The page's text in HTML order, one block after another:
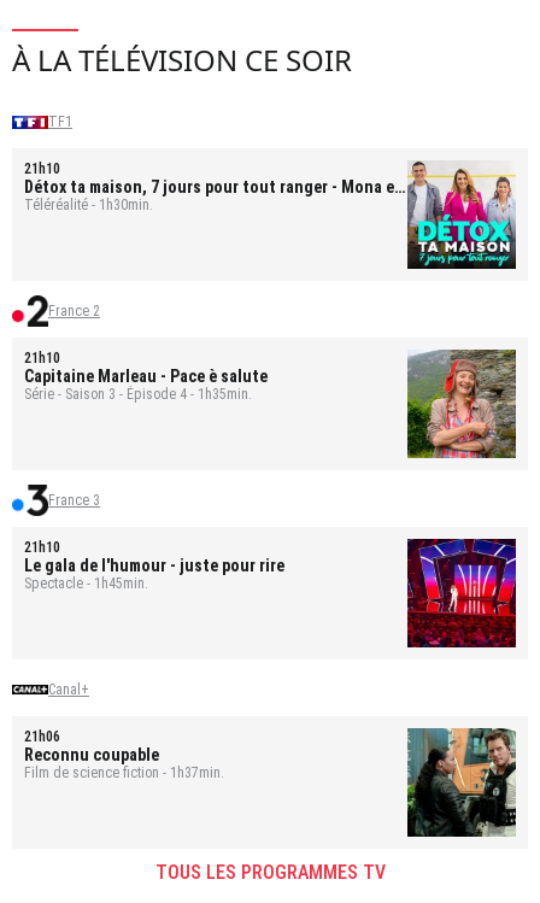
À LA TÉLÉVISION CE SOIR
TF1
21h10
Détox ta maison, 7 jours pour tout ranger - Mona et
Bastien
Téléréalité - 1h30min.
France 2
21h10
Capitaine Marleau - Pace è salute
Série - Saison 3 - Épisode 4 - 1h35min.
France 3
21h10
Le gala de l'humour - juste pour rire
Spectacle - 1h45min.
Canal+
21h06
Reconnu coupable
Film de science fiction - 1h37min.
TOUS LES PROGRAMMES TV